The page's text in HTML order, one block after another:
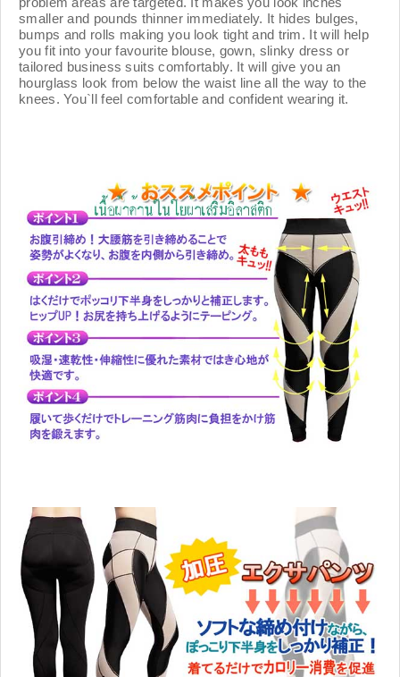
smaller and pounds thinner immediately. It hides bulges,
bumps and rolls making you look tight and trim. It will help
you fit into your favourite blouse, gown, slinky dress or
tailored business suits comfortably. It will give you an
hourglass look from below the waist line all the way to the
knees. You`ll feel comfortable and confident wearing it.